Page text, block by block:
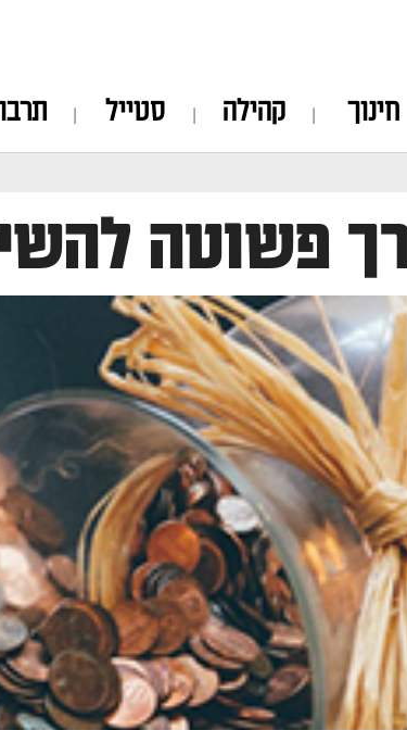
חינוך קהילה סטייל
פשוטה להשיג